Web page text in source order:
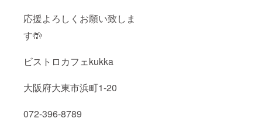
応援よろしくお願い致しま
す🤲
ビストロカフェkukka
大阪府大東市浜町1-20
072-396-8789